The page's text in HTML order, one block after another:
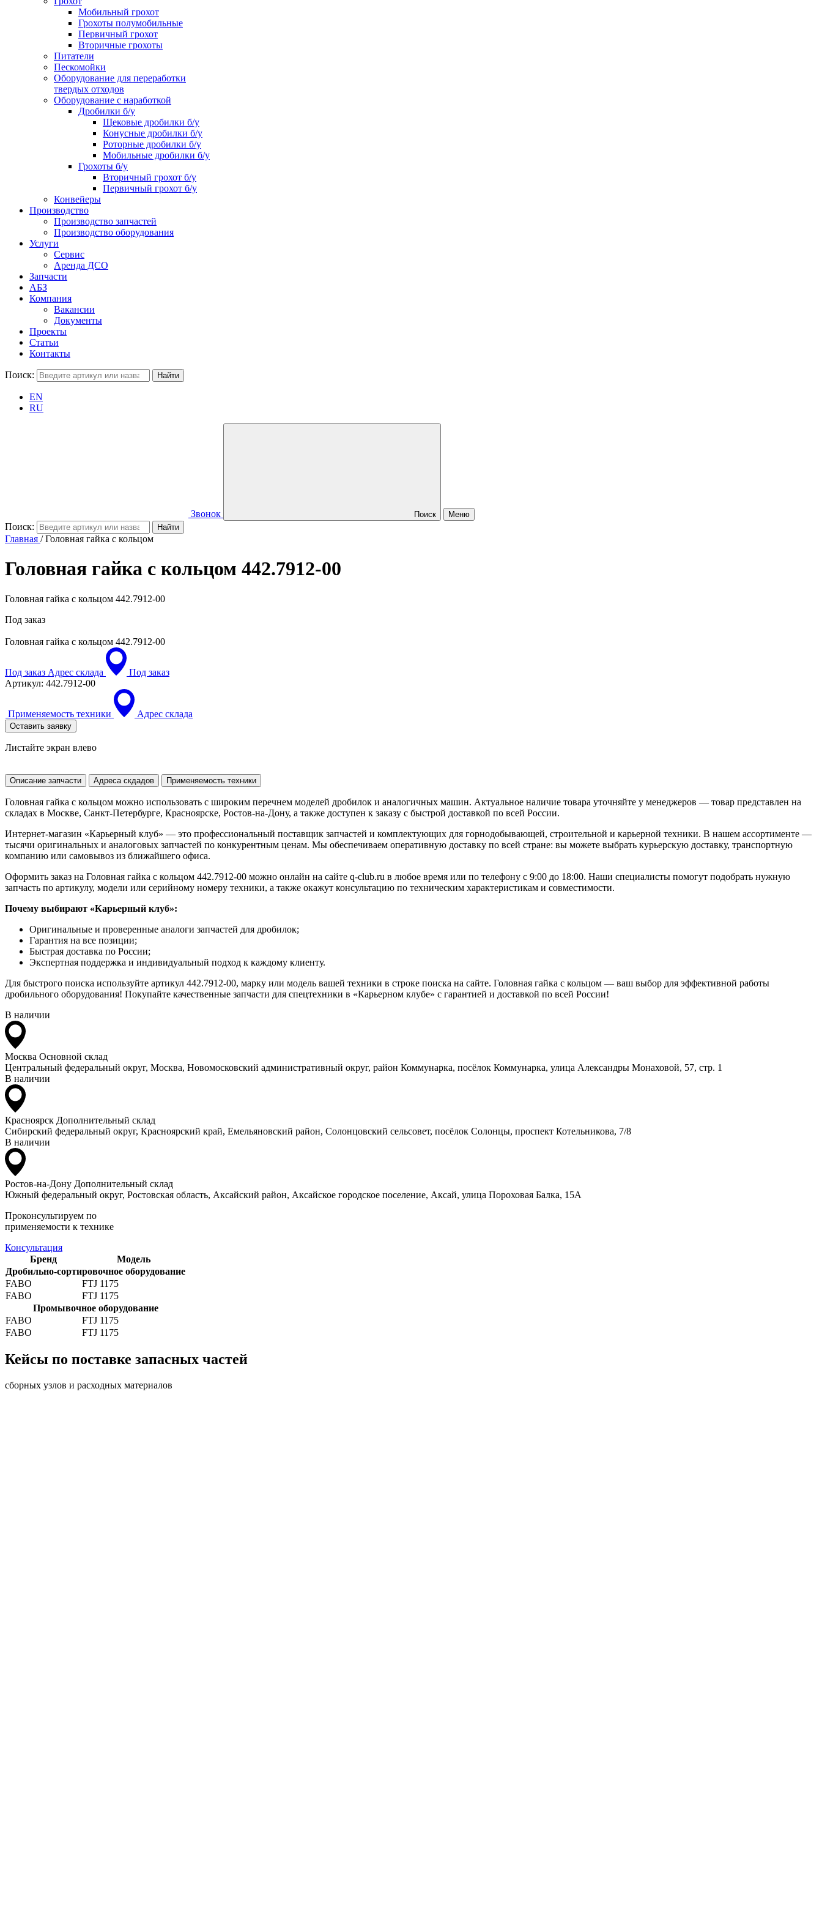
Мобильный грохот
Грохоты полумобильные
Первичный грохот
Вторичные грохоты
Питатели
Пескомойки
Оборудование для переработки
твердых отходов
Оборудование с наработкой
Дробилки б/у
Щековые дробилки б/у
Конусные дробилки б/у
Роторные дробилки б/у
Мобильные дробилки б/у
Грохоты б/у
Вторичный грохот б/у
Первичный грохот б/у
Конвейеры
Производство
Производство запчастей
Производство оборудования
Услуги
Сервис
Аренда ДСО
Запчасти
АБЗ
Компания
Вакансии
Документы
Проекты
Статьи
Контакты
Поиск:
EN
RU
Звонок Поиск Меню
Поиск:
Главная /Головная гайка с кольцом
Головная гайка с кольцом 442.7912-00
Головная гайка с кольцом 442.7912-00
Под заказ
Головная гайка с кольцом 442.7912-00
Под заказ Адрес склада
Под заказ
Артикул: 442.7912-00
Применяемость техники Адрес склада
Оставить заявку
Листайте экран влево
Описание запчасти Адреса скдадов Применяемость техники
Головная гайка с кольцом можно использовать с широким перечнем моделей дробилок и аналогичных машин. Актуальное наличие товара уточняйте у менеджеров — товар представлен на
складах в Москве, Санкт-Петербурге, Красноярске, Ростов-на-Дону, а также доступен к заказу с быстрой доставкой по всей России.
Интернет-магазин «Карьерный клуб» — это профессиональный поставщик запчастей и комплектующих для горнодобывающей, строительной и карьерной техники. В нашем ассортименте —
тысячи оригинальных и аналоговых запчастей по конкурентным ценам. Мы обеспечиваем оперативную доставку по всей стране: вы можете выбрать курьерскую доставку, транспортную
компанию или самовывоз из ближайшего офиса.
Оформить заказ на Головная гайка с кольцом 442.7912-00 можно онлайн на сайте q-club.ru в любое время или по телефону с 9:00 до 18:00. Наши специалисты помогут подобрать нужную
запчасть по артикулу, модели или серийному номеру техники, а также окажут консультацию по техническим характеристикам и совместимости.
Почему выбирают «Карьерный клуб»:
Оригинальные и проверенные аналоги запчастей для дробилок;
Гарантия на все позиции;
Быстрая доставка по России;
Экспертная поддержка и индивидуальный подход к каждому клиенту.
Для быстрого поиска используйте артикул 442.7912-00, марку или модель вашей техники в строке поиска на сайте. Головная гайка с кольцом — ваш выбор для эффективной работы
дробильного оборудования! Покупайте качественные запчасти для спецтехники в «Карьерном клубе» с гарантией и доставкой по всей России!
В наличии
Москва Основной склад
Центральный федеральный округ, Москва, Новомосковский административный округ, район Коммунарка, посёлок Коммунарка, улица Александры Монаховой, 57, стр. 1
В наличии
Красноярск Дополнительный склад
Сибирский федеральный округ, Красноярский край, Емельяновский район, Солонцовский сельсовет, посёлок Солонцы, проспект Котельникова, 7/8
В наличии
Ростов-на-Дону Дополнительный склад
Южный федеральный округ, Ростовская область, Аксайский район, Аксайское городское поселение, Аксай, улица Пороховая Балка, 15А
Проконсультируем по
применяемости к технике
Консультация
Бренд
Модель
Дробильно-сортировочное оборудование
FABO
FTJ 1175
FABO
FTJ 1175
Промывочное оборудование
FABO
FTJ 1175
FABO
FTJ 1175
Кейсы по поставке запасных частей
сборных узлов и расходных материалов